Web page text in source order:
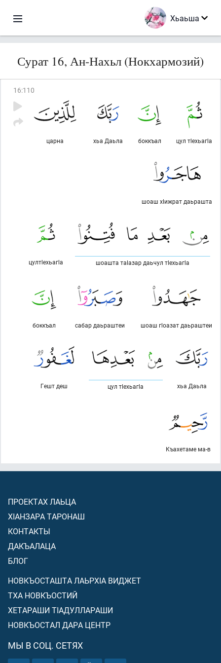
Хьаьша
Сурат 16, Ан-Нахьл (Нокхармозий)
16:110
цул тlехьагlа
боккъал
хьа Даьла
царна
шоаш хlижрат даьрашта
шоашта таlазар даьчул тlехьагlа
цултlехьагlа
шоаш гlоазат даьраштеи
сабар даьраштеи
боккъал
хьа Даьла
цул тlехьагlа
Гешт деш
Къахетаме ма-в
ПРОЕКТАХ ЛАЬЦА
ХIАНЗАРА ТАРОНАШ
КОНТАКТЫ
ДАКЪАЛАЦА
БЛОГ
НОВКЪОСТАШТА ЛАЬРХIА ВИДЖЕТ
ТХА НОВКЪОСТИЙ
ХЕТАРАШИ ТIАДУЛЛАРАШИ
НОВКЪОСТАЛ ДАРА ЦЕНТР
МЫ В СОЦ. СЕТЯХ